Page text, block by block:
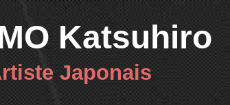
Katsuhiro
Japonais